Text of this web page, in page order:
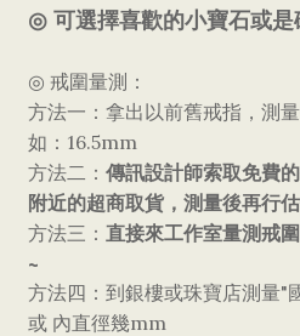
◎ 可選擇喜歡的小寶石或是
◎ 戒圍量測：
方法一：拿出以前舊戒指，測
如： 16.5mm
方法二： 傳訊設計師索取免費
附近的超商取貨，測量後再行
方法三： 直接來工作室量測戒圍
~
方法四：到銀樓或珠寶店測量"
或 內直徑幾mm